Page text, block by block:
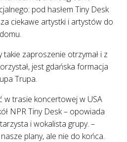
pod hasłem Tiny Desk
ciekawe artystki i artystów do
takie zaproszenie otrzymał i z
jest gdańska formacja
Trupa.
w trasie koncertowej w USA
NPR Tiny Desk – opowiada
i wokalista grupy. –
plany, ale nie do końca.